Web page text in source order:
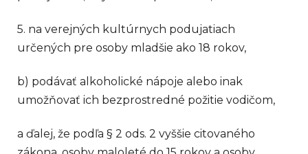
5. na verejných kultúrnych podujatiach
určených pre osoby mladšie ako 18 rokov,
b) podávať alkoholické nápoje alebo inak
umožňovať ich bezprostredné požitie vodičom,
a ďalej, že podľa § 2 ods. 2 vyššie citovaného